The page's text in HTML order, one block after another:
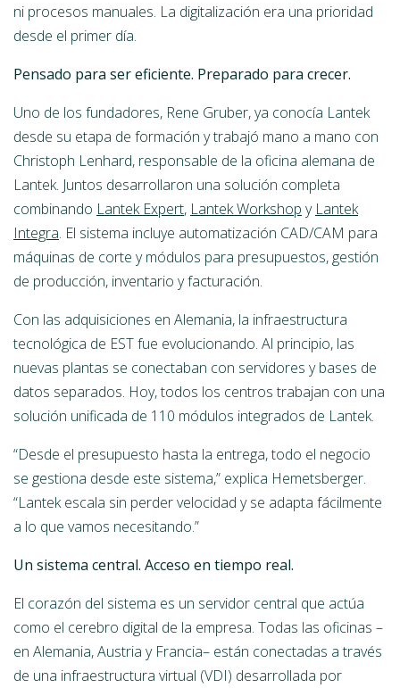
ni procesos manuales. La digitalización era una prioridad
desde el primer día.
Pensado para ser eficiente. Preparado para crecer.
Uno de los fundadores, Rene Gruber, ya conocía Lantek
desde su etapa de formación y trabajó mano a mano con
Christoph Lenhard, responsable de la oficina alemana de
Lantek. Juntos desarrollaron una solución completa
combinando Lantek Expert, Lantek Workshop y Lantek
Integra. El sistema incluye automatización CAD/CAM para
máquinas de corte y módulos para presupuestos, gestión
de producción, inventario y facturación.
Con las adquisiciones en Alemania, la infraestructura
tecnológica de EST fue evolucionando. Al principio, las
nuevas plantas se conectaban con servidores y bases de
datos separados. Hoy, todos los centros trabajan con una
solución unificada de 110 módulos integrados de Lantek.
“Desde el presupuesto hasta la entrega, todo el negocio
se gestiona desde este sistema,” explica Hemetsberger.
“Lantek escala sin perder velocidad y se adapta fácilmente
a lo que vamos necesitando.”
Un sistema central. Acceso en tiempo real.
El corazón del sistema es un servidor central que actúa
como el cerebro digital de la empresa. Todas las oficinas –
en Alemania, Austria y Francia– están conectadas a través
de una infraestructura virtual (VDI) desarrollada por